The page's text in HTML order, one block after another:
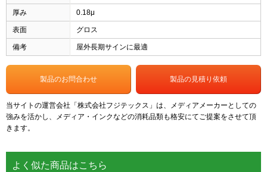
厚み 0.18μ
表面 グロス
備考 屋外長期サインに最適
製品のお問合わせ 製品の見積り依頼
当サイトの運営会社「株式会社フジテックス」は、メディアメーカーとしての
強みを活かし、メディア・インクなどの消耗品類も格安にてご提案をさせて頂
きます。
よく似た商品はこちら